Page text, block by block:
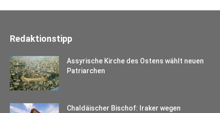
Redaktionstipp
Assyrische Kirche des Ostens wählt neuen
Patriarchen
Chaldäischer Bischof: Iraker wegen